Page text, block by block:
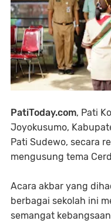
PatiToday.com, Pati
Joyokusumo,
Pati Sudewo, secara
mengusung tema
Acara akbar yang
berbagai sekolah ini
semangat